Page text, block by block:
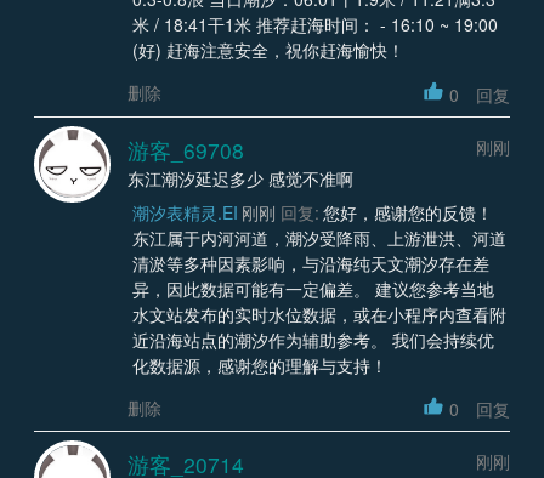
米 / 18:41干1米 推荐赶海时间： - 16:10 ~ 19:00
(好) 赶海注意安全，祝你赶海愉快！
删除
0 回复
游客_69708
刚刚
东江潮汐延迟多少 感觉不准啊
潮汐表精灵.EI 刚刚 回复: 您好，感谢您的反馈！
东江属于内河河道，潮汐受降雨、上游泄洪、河道
清淤等多种因素影响，与沿海纯天文潮汐存在差
异，因此数据可能有一定偏差。 建议您参考当地
水文站发布的实时水位数据，或在小程序内查看附
近沿海站点的潮汐作为辅助参考。 我们会持续优
化数据源，感谢您的理解与支持！
删除
0 回复
游客_20714
刚刚